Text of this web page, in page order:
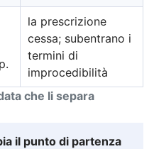
che li separa
la prescrizione
cessa; subentrano i
termini di
improcedibilità
il punto di partenza